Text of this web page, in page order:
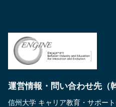
運営情報・問い合わせ先（
信州大学 キャリア教育・サポー